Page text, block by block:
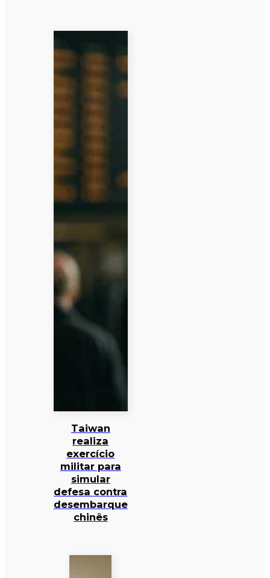
Taiwan
realiza
exercício
militar para
simular
defesa contra
desembarque
chinês